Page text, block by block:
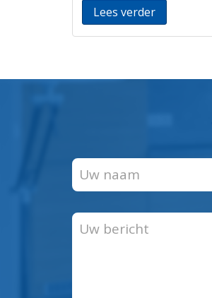
Lees verder